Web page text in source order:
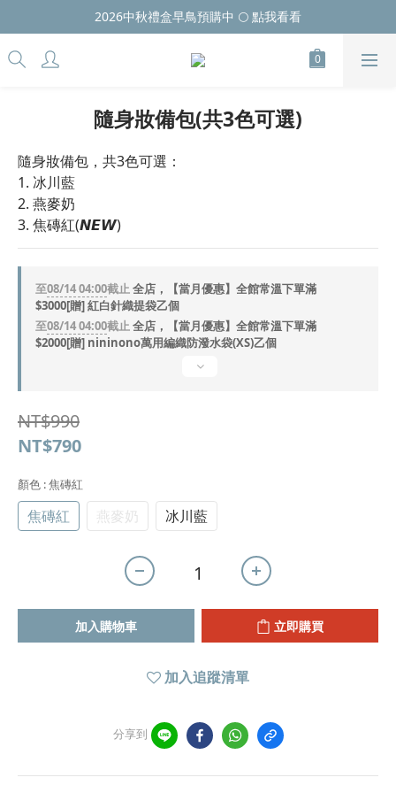
2026中秋禮盒早鳥預購中 🌕 點我看看
隨身妝備包(共3色可選)
隨身妝備包，共3色可選：
1. 冰川藍
2. 燕麥奶
3. 焦磚紅(𝙉𝙀𝙒)
至08/14 04:00截止全店，【當月優惠】全館常溫下單滿
$3000[贈] 紅白針織提袋乙個
至08/14 04:00截止全店，【當月優惠】全館常溫下單滿
$2000[贈] nininono萬用編織防潑水袋(XS)乙個
NT$990
NT$790
顏色 : 焦磚紅
焦磚紅 燕麥奶 冰川藍
加入購物車 立即購買
加入追蹤清單
分享到